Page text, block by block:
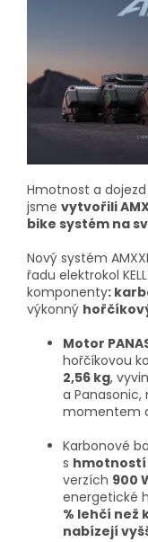
Hmotnost a
jsme vytvořili
bike systém na
Nový systém
řadu elektrokol
komponenty:
výkonný
Motor
hořčíkovou
2,56 kg,
a
momentem
Karbonové
s hmotností
verzích 900
energetické
% lehčí než
nabízejí